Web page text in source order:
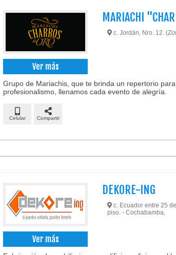
Ver más
MARIACHI
c. Jordán, Nro. 12.
Grupo de Mariachis, que te brinda un repertorio
profesionalismo, llenamos cada evento de alegría.
Celular Compartir
Ver más
DEKORE-ING
c. Ecuador entre 25
piso. - Cochabamba,